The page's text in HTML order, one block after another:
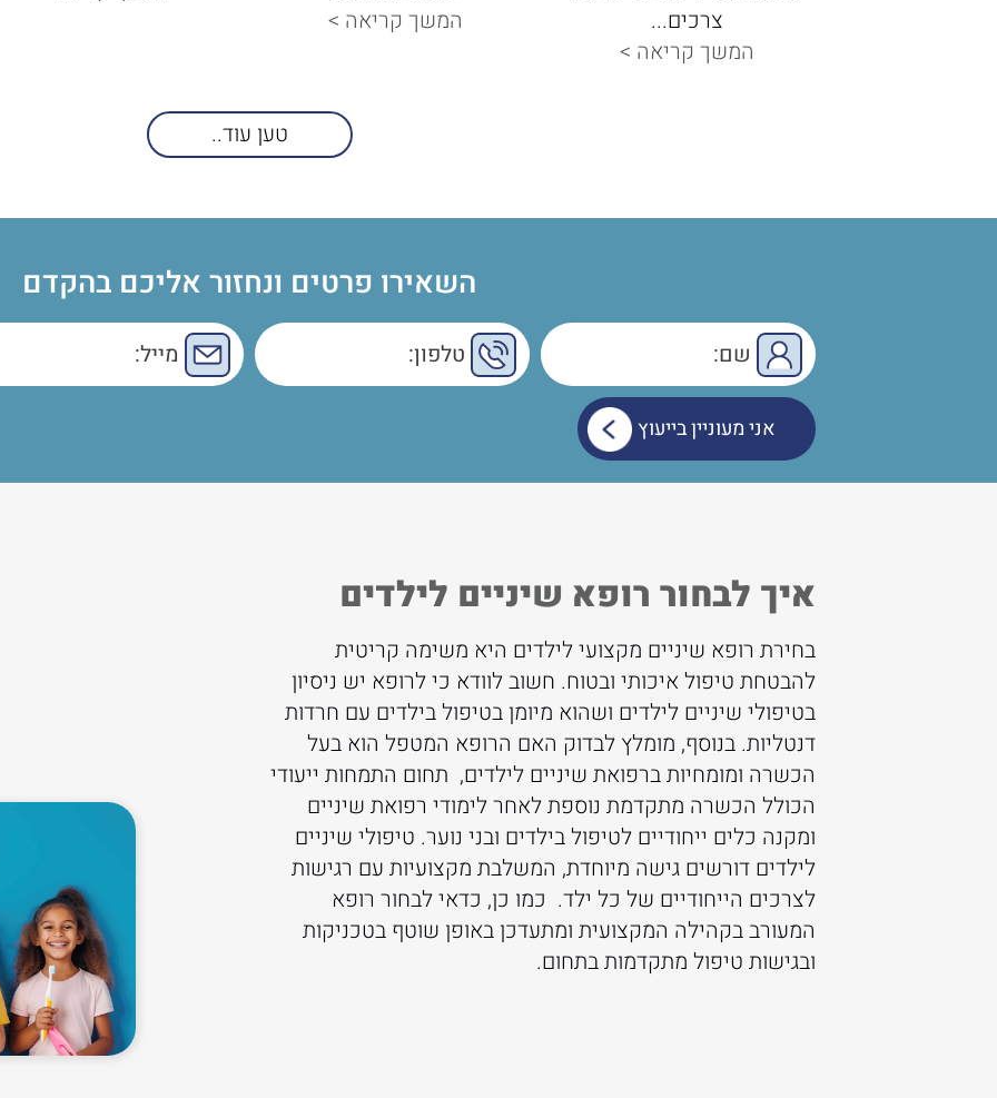
צרכים...
המשך קריאה >
המשך קריאה >
טען עוד..
השאירו פרטים ונחזור אליכם בהקדם
איך לבחור רופא שיניים לילדים
בחירת רופא שיניים מקצועי לילדים היא משימה קריטית
להבטחת טיפול איכותי ובטוח. חשוב לוודא כי לרופא יש ניסיון
בטיפולי שיניים לילדים ושהוא מיומן בטיפול בילדים עם חרדות
דנטליות. בנוסף, מומלץ לבדוק האם הרופא המטפל הוא בעל
הכשרה ומומחיות ברפואת שיניים לילדים, תחום התמחות ייעודי
הכולל הכשרה מתקדמת נוספת לאחר לימודי רפואת שיניים
ומקנה כלים ייחודיים לטיפול בילדים ובני נוער. טיפולי שיניים
לילדים דורשים גישה מיוחדת, המשלבת מקצועיות עם רגישות
לצרכים הייחודיים של כל ילד. כמו כן, כדאי לבחור רופא
המעורב בקהילה המקצועית ומתעדכן באופן שוטף בטכניקות
ובגישות טיפול מתקדמות בתחום.
שיניים בריאות לאורך זמן.
שחזורים – ביצוע
בעששת ולשמור על
טיפולי שורש – טיפול
כאבים וזיהומים
לשיניים הקבועות בעתיד.
שיקום השן – כתרים
משמשים לשיקום השן